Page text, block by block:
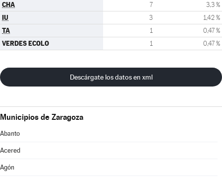
CHA 7 3,3 %
IU 3 1,42 %
TA 1 0,47 %
VERDES ECOLO 1 0,47 %
Descárgate los datos en xml
Municipios de Zaragoza
Abanto
Acered
Agón